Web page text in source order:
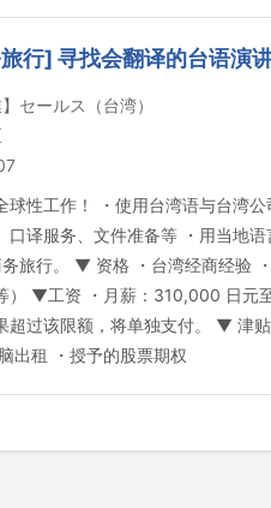
行] 寻找会翻译的台语演
セールス（台湾）
球性工作！ ・使用台湾语与台湾
口译服务、文件准备等 ・用当地
旅行。 ▼ 资格 ・台湾经商经验
） ▼工资 ・月薪：310,000 日元
过该限额，将单独支付。 ▼ 津
出租 ・授予的股票期权